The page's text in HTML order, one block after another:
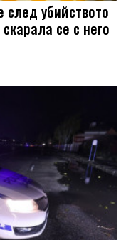
убийството
се с него